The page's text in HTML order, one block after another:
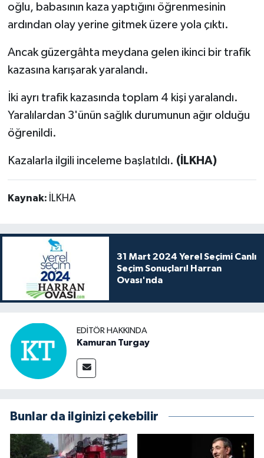
oğlu, babasının kaza yaptığını öğrenmesinin
ardından olay yerine gitmek üzere yola çıktı.
Ancak güzergâhta meydana gelen ikinci bir trafik
kazasına karışarak yaralandı.
İki ayrı trafik kazasında toplam 4 kişi yaralandı.
Yaralılardan 3'ünün sağlık durumunun ağır olduğu
öğrenildi.
Kazalarla ilgili inceleme başlatıldı. (İLKHA)
Kaynak: İLKHA
31 Mart 2024 Yerel Seçimi Canlı
Seçim Sonuçları! Harran
Ovası'nda
EDITÖR HAKKINDA
Kamuran Turgay
Bunlar da ilginizi çekebilir